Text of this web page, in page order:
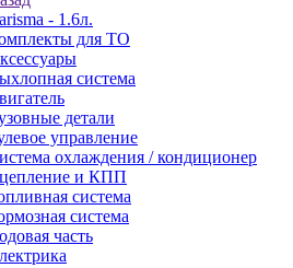
- 1.6л.
для ТО
система
детали
управление
охлаждения / кондиционер
и КПП
система
система
часть